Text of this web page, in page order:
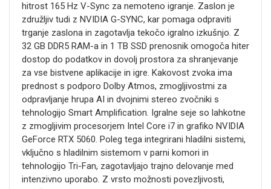
hitrost 165 Hz V-Sync za nemoteno igranje. Zaslon je
združljiv tudi z NVIDIA G-SYNC, kar pomaga odpraviti
trganje zaslona in zagotavlja tekočo igralno izkušnjo. Z
32 GB DDR5 RAM-a in 1 TB SSD prenosnik omogoča hiter
dostop do podatkov in dovolj prostora za shranjevanje
za vse bistvene aplikacije in igre. Kakovost zvoka ima
prednost s podporo Dolby Atmos, zmogljivostmi za
odpravljanje hrupa AI in dvojnimi stereo zvočniki s
tehnologijo Smart Amplification. Igralne seje so lahkotne
z zmogljivim procesorjem Intel Core i7 in grafiko NVIDIA
GeForce RTX 5060. Poleg tega integrirani hladilni sistemi,
vključno s hladilnim sistemom v parni komori in
tehnologijo Tri-Fan, zagotavljajo trajno delovanje med
intenzivno uporabo. Z vrsto možnosti povezljivosti,